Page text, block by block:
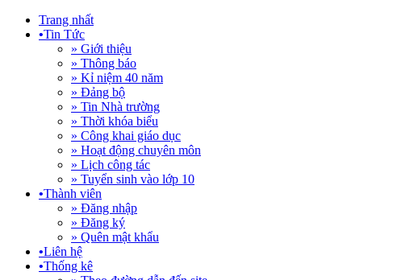
Trang nhất
•Tin Tức
» Giới thiệu
» Thông báo
» Kỉ niệm 40 năm
» Đảng bộ
» Tin Nhà trường
» Thời khóa biểu
» Công khai giáo dục
» Hoạt động chuyên môn
» Lịch công tác
» Tuyển sinh vào lớp 10
•Thành viên
» Đăng nhập
» Đăng ký
» Quên mật khẩu
•Liên hệ
•Thống kê